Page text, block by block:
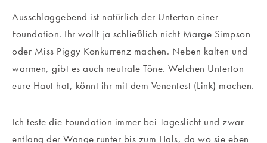
Ausschlaggebend ist natürlich der Unterton einer
Foundation. Ihr wollt ja schließlich nicht Marge Simpson
oder Miss Piggy Konkurrenz machen. Neben kalten und
warmen, gibt es auch neutrale Töne. Welchen Unterton
eure Haut hat, könnt ihr mit dem Venentest (Link) machen.
Ich teste die Foundation immer bei Tageslicht und zwar
entlang der Wange runter bis zum Hals, da wo sie eben